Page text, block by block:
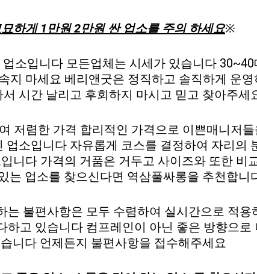
하게 1만원 2만원 싼 업소를 주의 하세요※
소입니다 모든업체는 시세가 있습니다
지 마세요 베리앤굿은 정직하고 솔직하게 운
서 시간 날리고 후회하지 마시고 믿고 찾아주세
저렴한 가격 합리적인 가격으로 이쁜매니저
소입니다 자유롭게 코스를 결정하여 자리의
니다 가격의 거품은 거두고 사이즈와 또한 비
는 업소를 찾으신다면 역삼풀싸롱을 추천합니
불편사항은 모두 수렴하여 실시간으로 적
고 있습니다 컴프레인이 아닌 좋은 방향으
니다 언제든지 불편사항을 접수해주세요